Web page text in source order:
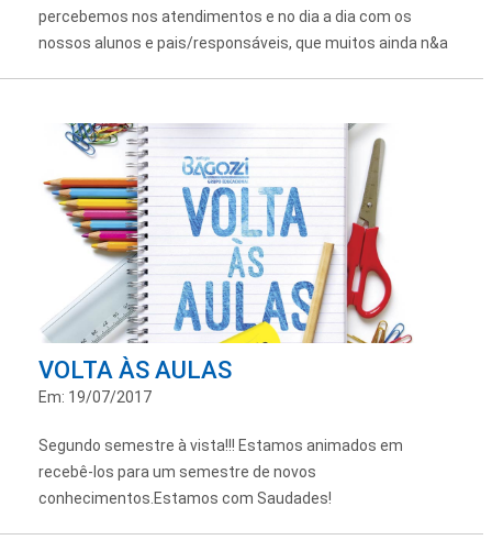
percebemos nos atendimentos e no dia a dia com os
nossos alunos e pais/responsáveis, que muitos ainda n&a
VOLTA ÀS AULAS
Em: 19/07/2017
Segundo semestre à vista!!! Estamos animados em
recebê-los para um semestre de novos
conhecimentos.Estamos com Saudades!